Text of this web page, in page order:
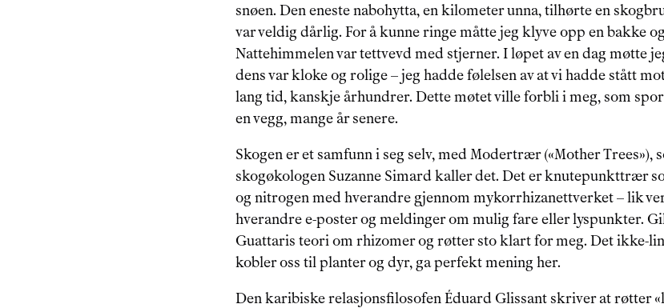
snøen. Den eneste nabohytta, en kilometer unna, tilhørte en
var veldig dårlig. For å kunne ringe måtte jeg klyve opp en bakke
Nattehimmelen var tettvevd med stjerner. I løpet av en dag møtte
dens var kloke og rolige – jeg hadde følelsen av at vi hadde stått
lang tid, kanskje århundrer. Dette møtet ville forbli i meg, som
en vegg, mange år senere.
Skogen er et samfunn i seg selv, med Modertrær («Mother Trees»),
skogøkologen Suzanne Simard kaller det. Det er knutepunkttrær
og nitrogen med hverandre gjennom mykorrhizanettverket – lik
hverandre e-poster og meldinger om mulig fare eller lyspunkter.
Guattaris teori om rhizomer og røtter sto klart for meg. Det ikke-
kobler oss til planter og dyr, ga perfekt mening her.
Den karibiske relasjonsfilosofen Éduard Glissant skriver at røtter